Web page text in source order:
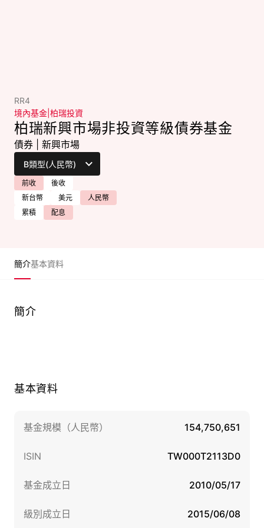
RR4
境內基金 柏瑞投資
柏瑞新興市場非投資等級債券基金
債券 新興市場
前收
後收
新台幣
美元
人民幣
累積
配息
簡介基本資料
簡介
基本資料
基金規模（人民幣） 154,750,651
ISIN TW000T2113D0
基金成立日 2010/05/17
級別成立日 2015/06/08